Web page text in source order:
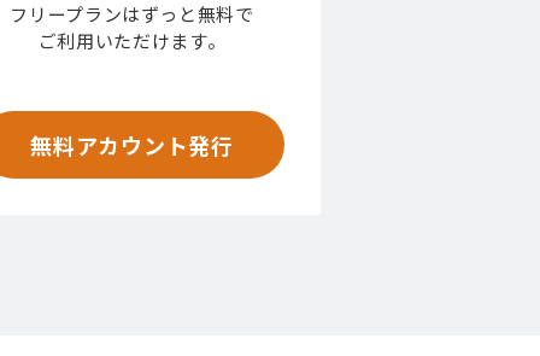
フリープランはずっと無料で
ご利用いただけます。
無料アカウント発行